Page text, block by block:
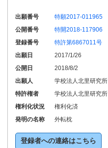
出願番号
特願2017-011965
公開番号
特開2018-117906
登録番号
特許第6867011号
出願日
2017/1/26
公開日
2018/8/2
出願人
学校法人北里研究所
特許権者
学校法人北里研究所
権利化状況
権利化済
発明の名称
外転枕
登録者への連絡はこちら